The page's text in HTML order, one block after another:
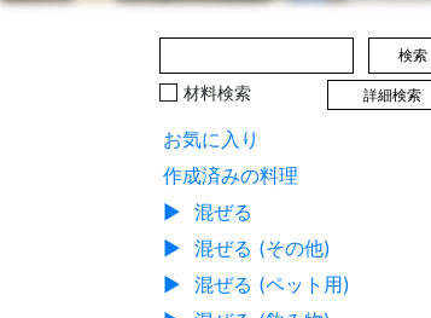
検索
材料検索 詳細検索
お気に入り
作成済みの料理
▶ 混ぜる
▶ 混ぜる (その他)
▶ 混ぜる (ペット用)